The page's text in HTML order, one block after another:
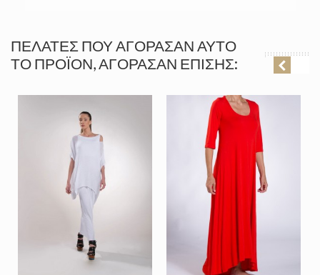
ΠΕΛΆΤΕΣ ΠΟΥ ΑΓΌΡΑΣΑΝ ΑΥΤΌ
ΤΟ ΠΡΟΪΌΝ, ΑΓΌΡΑΣΑΝ ΕΠΊΣΗΣ: